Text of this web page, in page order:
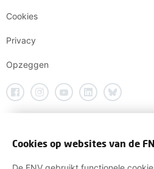
Cookies
Privacy
Opzeggen
Cookies op websites van de